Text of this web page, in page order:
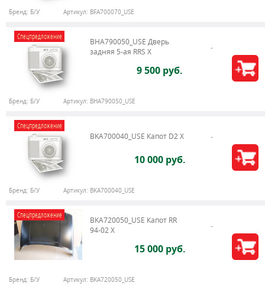
Бренд: Б/У Артикул: BFA700070_USE
Спецпредложение
BHA790050_USE Дверь
задняя 5-ая RRS X
9 500 руб.
Бренд: Б/У Артикул: BHA790050_USE
Спецпредложение
BKA700040_USE Капот D2 X
10 000 руб.
Бренд: Б/У Артикул: BKA700040_USE
Спецпредложение
BKA720050_USE Капот RR
94-02 X
15 000 руб.
Бренд: Б/У Артикул: BKA720050_USE